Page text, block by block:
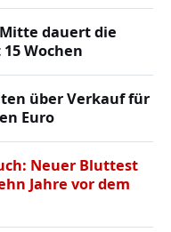
dauert die
Wochen
über Verkauf für
Euro
Neuer Bluttest
Jahre vor dem